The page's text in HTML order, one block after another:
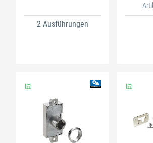
2 Ausführungen